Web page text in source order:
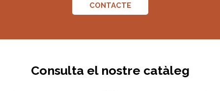
CONTACTE
Consulta el nostre catàleg